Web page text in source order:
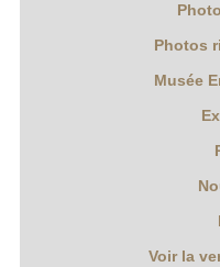
Photos
Musée
Voir la